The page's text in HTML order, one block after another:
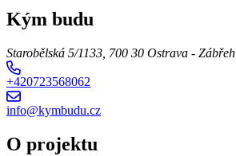
Kým budu
Starobělská 5/1133, 700 30 Ostrava - Zábřeh
+420723568062
info@kymbudu.cz
O projektu